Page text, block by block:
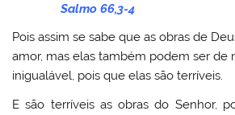
Salmo 66,3-4
Pois assim se sabe que as obras de
amor, mas elas também podem ser de
inigualável, pois que elas são terríveis.
E são terríveis as obras do Senhor,